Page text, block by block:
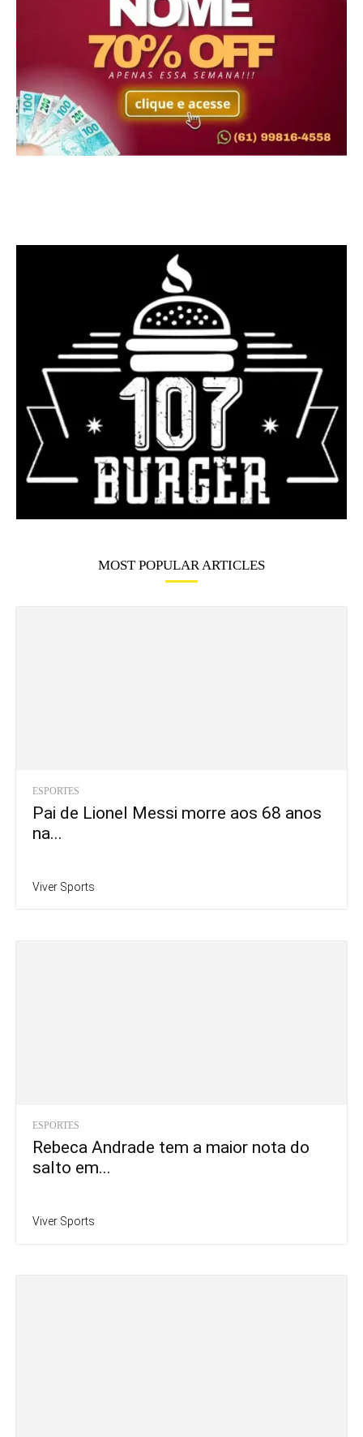
MOST POPULAR ARTICLES
ESPORTES
Pai de Lionel Messi morre aos 68 anos
na...
Viver Sports
ESPORTES
Rebeca Andrade tem a maior nota do
salto em...
Viver Sports